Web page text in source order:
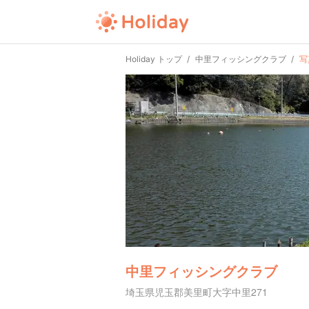
Holiday トップ 中里フィッシングクラブ
中里フィッシングクラブ
埼玉県児玉郡美里町大字中里271